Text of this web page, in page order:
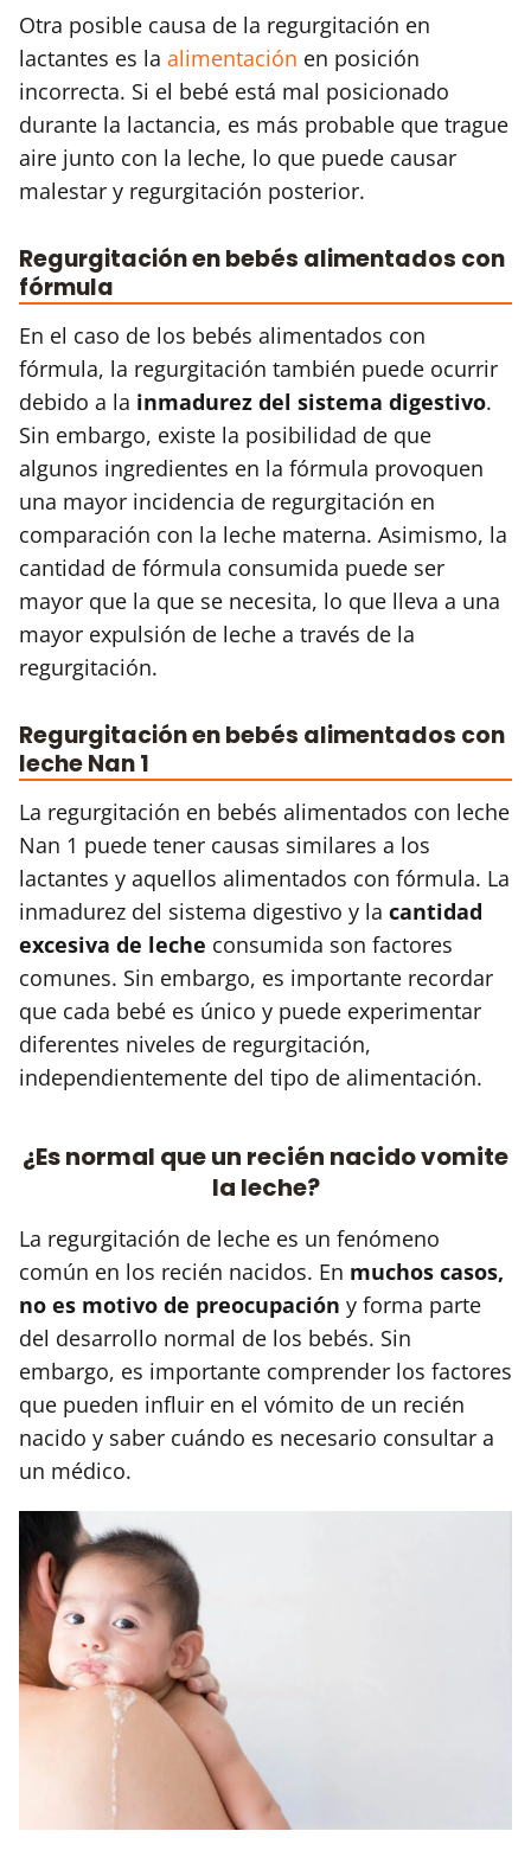
Otra posible causa de la regurgitación en
lactantes es la alimentación en posición
incorrecta. Si el bebé está mal posicionado
durante la lactancia, es más probable que trague
aire junto con la leche, lo que puede causar
malestar y regurgitación posterior.
Regurgitación en bebés alimentados con
fórmula
En el caso de los bebés alimentados con
fórmula, la regurgitación también puede ocurrir
debido a la inmadurez del sistema digestivo.
Sin embargo, existe la posibilidad de que
algunos ingredientes en la fórmula provoquen
una mayor incidencia de regurgitación en
comparación con la leche materna. Asimismo, la
cantidad de fórmula consumida puede ser
mayor que la que se necesita, lo que lleva a una
mayor expulsión de leche a través de la
regurgitación.
Regurgitación en bebés alimentados con
leche Nan 1
La regurgitación en bebés alimentados con leche
Nan 1 puede tener causas similares a los
lactantes y aquellos alimentados con fórmula. La
inmadurez del sistema digestivo y la cantidad
excesiva de leche consumida son factores
comunes. Sin embargo, es importante recordar
que cada bebé es único y puede experimentar
diferentes niveles de regurgitación,
independientemente del tipo de alimentación.
¿Es normal que un recién nacido vomite
la leche?
La regurgitación de leche es un fenómeno
común en los recién nacidos. En muchos casos,
no es motivo de preocupación y forma parte
del desarrollo normal de los bebés. Sin
embargo, es importante comprender los factores
que pueden influir en el vómito de un recién
nacido y saber cuándo es necesario consultar a
un médico.